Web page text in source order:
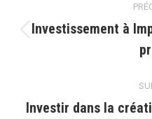
article
Investissement à
Investir dans la